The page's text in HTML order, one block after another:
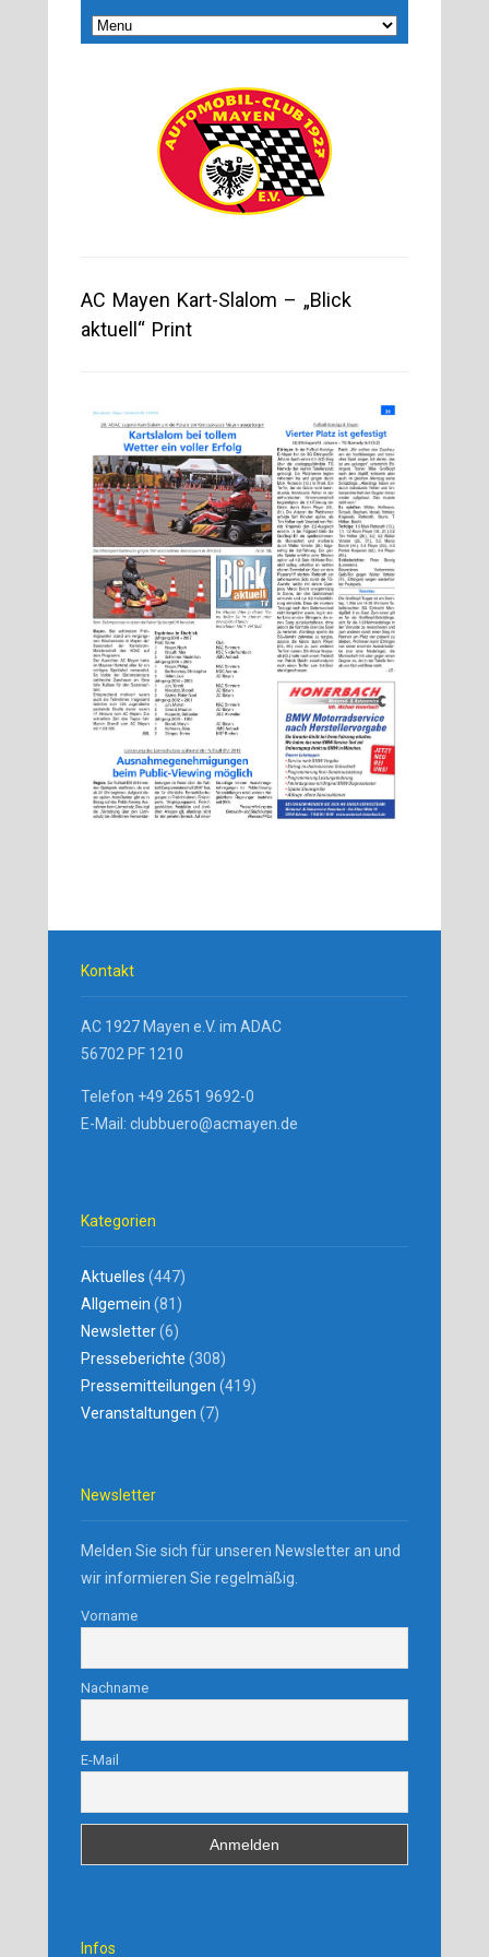
AC Mayen Kart-Slalom – „Blick
aktuell“ Print
Kontakt
AC 1927 Mayen e.V. im ADAC
56702 PF 1210
Telefon +49 2651 9692-0
E-Mail: clubbuero@acmayen.de
Kategorien
Aktuelles (447)
Allgemein (81)
Newsletter(6)
Presseberichte (308)
Pressemitteilungen (419)
Veranstaltungen (7)
Newsletter
Melden Sie sich für unseren Newsletter an und
wir informieren Sie regelmäßig.
Vorname
Nachname
E-Mail
Infos